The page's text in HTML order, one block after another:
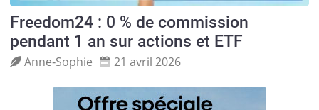
Freedom24 : 0 % de commission
pendant 1 an sur actions et ETF
Anne‑Sophie 21 avril 2026